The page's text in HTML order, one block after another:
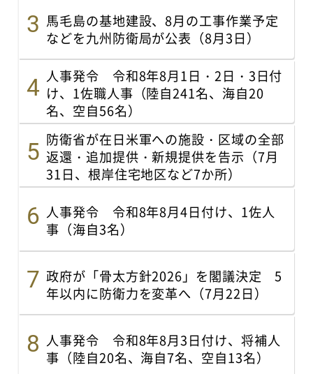
馬毛島の基地建設、8月の工事作業予定
などを九州防衛局が公表（8月3日）
人事発令 令和8年8月1日・2日・3日付
け、1佐職人事（陸自241名、海自20
名、空自56名）
防衛省が在日米軍への施設・区域の全部
返還・追加提供・新規提供を告示（7月
31日、根岸住宅地区など7か所）
人事発令 令和8年8月4日付け、1佐人
事（海自3名）
政府が「骨太方針2026」を閣議決定 5
年以内に防衛力を変革へ（7月22日）
人事発令 令和8年8月3日付け、将補人
事（陸自20名、海自7名、空自13名）